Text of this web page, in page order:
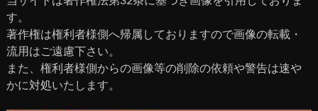
す。
著作権は権利者様側へ帰属しておりますので画像の転載・
流用はご遠慮下さい。
また、権利者様側からの画像等の削除の依頼や警告は速や
かに対処いたします。